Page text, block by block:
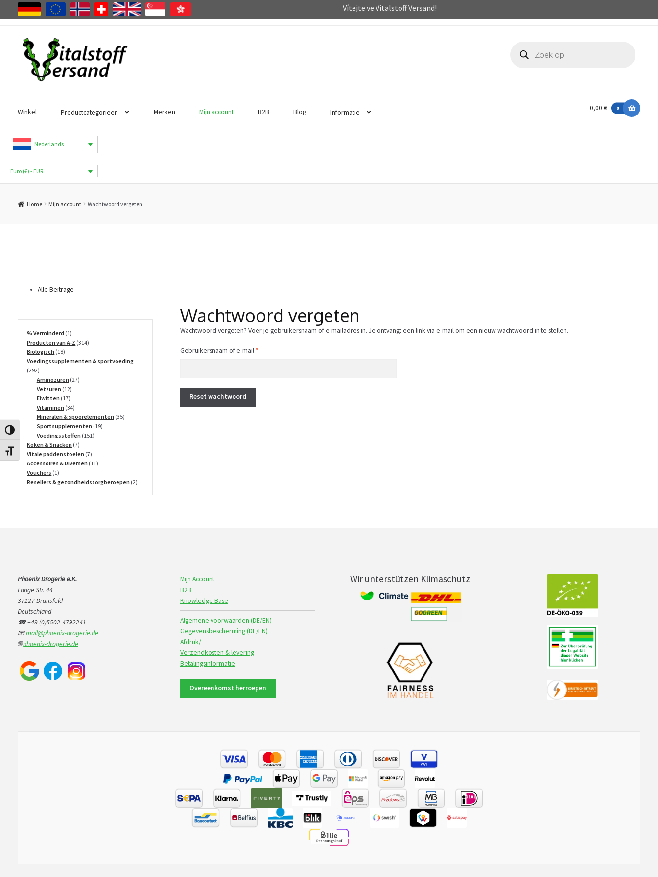
Keuze voor hoog contrast
Kies grootte van het lettertype
Vítejte ve Vitalstoff Versand!
Ga
door
naar
navigatie
Ga
naar
inhoud
zoeken
Winkel Productcategorieën Merken Mijn account B2B Blog Informatie
0,00 € 0
Nederlands
Euro (€) - EUR
Home Mijn account Wachtwoord vergeten
Alle Beiträge
Wachtwoord vergeten
Wachtwoord vergeten? Voer je gebruikersnaam of e-mailadres in. Je ontvangt een link via e-mail om een nieuw wachtwoord in te stellen.
Gebruikersnaam of e-mail *Vereist
Reset wachtwoord
% Verminderd 11
product
Producten van A-Z 314314
Biologisch 1818
producten
Voedingssupplementen & sportvoeding
292292
producten
Aminozuren 2727
Vetzuren 1212
producten
Eiwitten 1717
producten
Vitaminen 3434
producten
Mineralen & spoorelementen 3535
Sportsupplementen 1919
Voedingsstoffen 151151
Koken & Snacken 77
producten
Vitale paddenstoelen 77
producten
Accessoires & Diversen 1111
Vouchers 11
product
Resellers & gezondheidszorgberoepen 22
Phoenix Drogerie e.K.
Lange Str. 44
37127 Dransfeld
Deutschland
☎ +49 (0)5502-4792241
📧mail@phoenix-drogerie.de
🌐phoenix-drogerie.de
Mijn Account
B2B
Knowledge Base
Algemene voorwaarden (DE/EN)
Gegevensbescherming (DE/EN)
Afdruk/
Verzendkosten & levering
Betalingsinformatie
Overeenkomst herroepen
Wir unterstützen Klimaschutz